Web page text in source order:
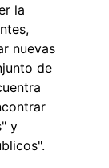
la
nuevas
de
y